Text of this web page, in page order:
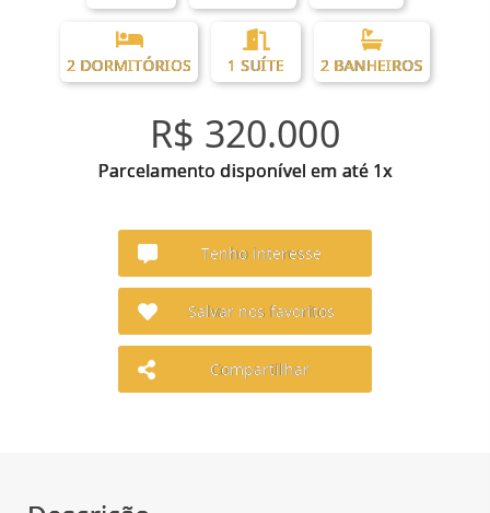
2 DORMITÓRIOS 1 SUÍTE 2 BANHEIROS
R$ 320.000
Parcelamento disponível em até 1x
Tenho interesse
Salvar nos favoritos
Compartilhar